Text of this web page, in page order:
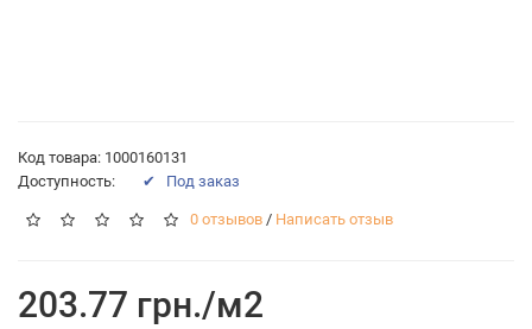
Код товара: 1000160131
Доступность:
✔ Под заказ
0 отзывов / Написать отзыв
203.77 грн./м2